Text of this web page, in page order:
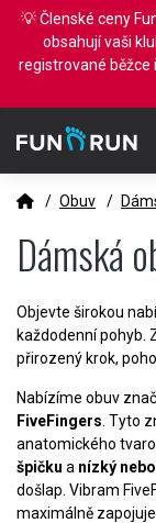
/ Obuv /
Dámská
Objevte širokou
každodenní pohyb.
přirozený krok,
Nabízíme obuv
FiveFingers . Tyto
anatomického
špičku a nízký
došlap. Vibram
maximálně
💡 Členské ceny
obsahují vaši
registrované běžce